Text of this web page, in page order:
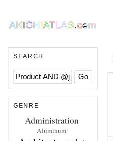
SEARCH
GENRE
Administration
Aluminum